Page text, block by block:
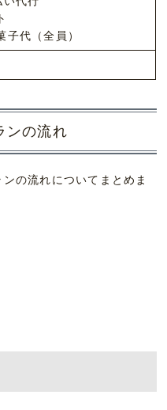
代（全員）
ンの流れ
の流れについてまとめま